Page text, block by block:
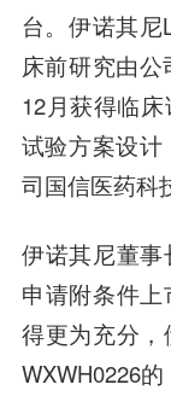
台。伊诺其尼
床前研究由公
12月获得临
试验方案设
司国信医药科
伊诺其尼董事
申请附条件
得更为充分
WXWH0226